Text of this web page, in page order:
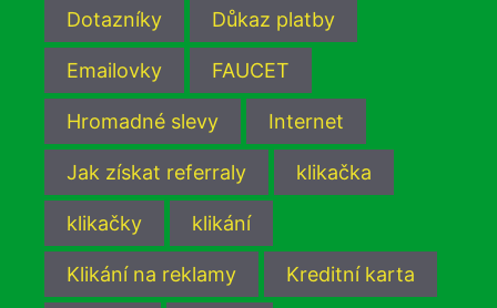
Dotazníky Důkaz platby
Emailovky FAUCET
Hromadné slevy Internet
Jak získat referraly klikačka
klikačky klikání
Klikání na reklamy Kreditní karta